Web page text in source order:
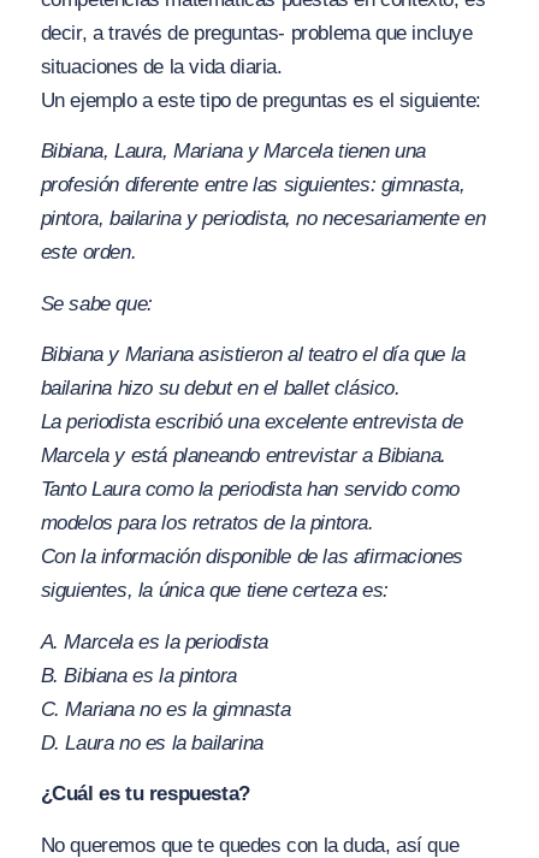
decir, a través de preguntas- problema que incluye
situaciones de la vida diaria.
Un ejemplo a este tipo de preguntas es el siguiente:
Bibiana, Laura, Mariana y Marcela tienen una
profesión diferente entre las siguientes: gimnasta,
pintora, bailarina y periodista, no necesariamente en
este orden.
Se sabe que:
Bibiana y Mariana asistieron al teatro el día que la
bailarina hizo su debut en el ballet clásico.
La periodista escribió una excelente entrevista de
Marcela y está planeando entrevistar a Bibiana.
Tanto Laura como la periodista han servido como
modelos para los retratos de la pintora.
Con la información disponible de las afirmaciones
siguientes, la única que tiene certeza es:
A. Marcela es la periodista
B. Bibiana es la pintora
C. Mariana no es la gimnasta
D. Laura no es la bailarina
¿Cuál es tu respuesta?
No queremos que te quedes con la duda, así que